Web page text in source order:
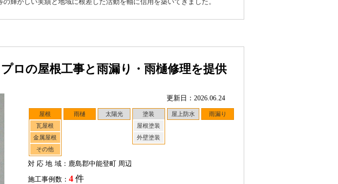
輝かしい実績と地域に根差した活動を軸に信用を築いてきました。
ロの屋根工事と雨漏り・雨樋修理を提供
更新日：2026.06.24
屋根
瓦屋根
金属屋根
その他
雨樋 太陽光
塗装
屋根塗装
外壁塗装
屋上防水 雨漏り
対応地域：鹿島郡中能登町 周辺
施工事例数： 4 件